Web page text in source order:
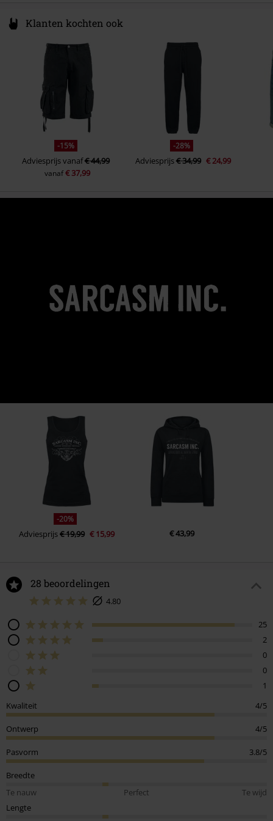
Klanten kochten ook
-15%
Adviesprijsvanaf€ 44,99
vanaf€ 37,99
-28%
Adviesprijs€ 34,99 € 24,99
-20%
Adviesprijs€ 19,99 € 15,99 € 43,99
28 beoordelingen
4.80
25
2
0
0
1
Kwaliteit
4/5
Ontwerp 4/5
Pasvorm 3.8/5
Breedte
Te nauw
Perfect
Te wijd
Lengte